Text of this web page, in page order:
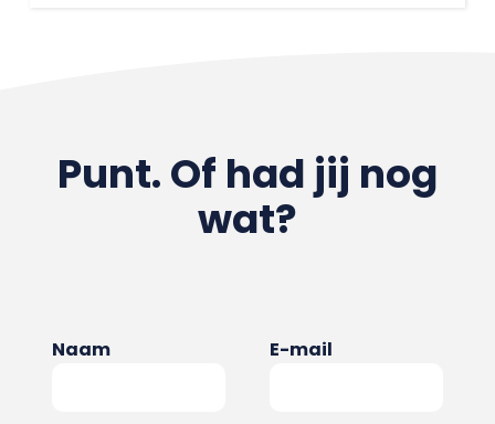
Punt. Of had jij nog
wat?
Naam E-mail